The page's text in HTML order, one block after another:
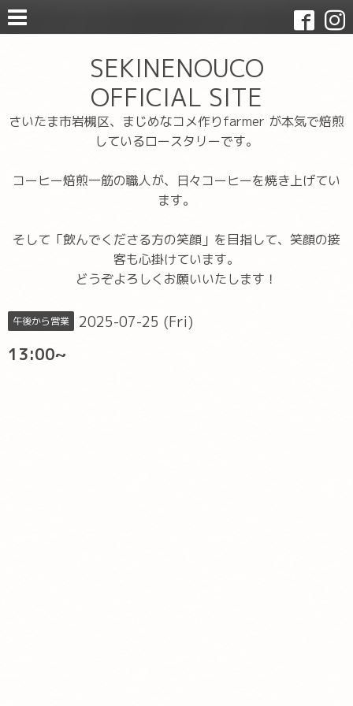
SEKINENOUCO
OFFICIAL SITE
さいたま市岩槻区、まじめなコメ作りfarmer が本気で焙煎
しているロースタリーです。
コーヒー焙煎一筋の職人が、日々コーヒーを焼き上げてい
ます。
そして「飲んでくださる方の笑顔」を目指して、笑顔の接
客も心掛けています。
どうぞよろしくお願いいたします！
午後から営業 2025-07-25 (Fri)
13:00~